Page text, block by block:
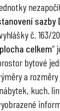
sazby
č. 163/
plocha celkem“
bytové
a
kuch.